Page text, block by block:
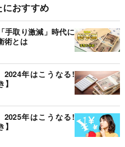
におすすめ
手取り激減」時代に
術とは
2024年はこうなる!
2025年はこうなる!